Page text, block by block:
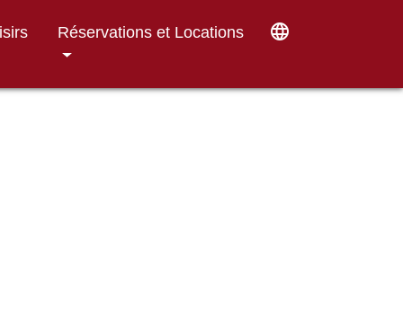
Réservations et Locations language